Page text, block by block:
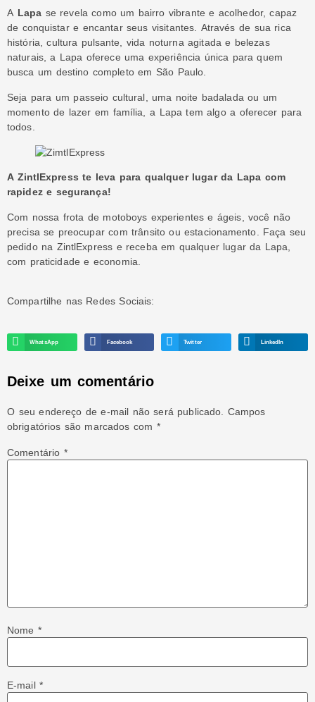
A Lapa se revela como um bairro vibrante e acolhedor, capaz
de conquistar e encantar seus visitantes. Através de sua rica
história, cultura pulsante, vida noturna agitada e belezas
naturais, a Lapa oferece uma experiência única para quem
busca um destino completo em São Paulo.
Seja para um passeio cultural, uma noite badalada ou um
momento de lazer em família, a Lapa tem algo a oferecer para
todos.
A ZintlExpress te leva para qualquer lugar da Lapa com
rapidez e segurança!
Com nossa frota de motoboys experientes e ágeis, você não
precisa se preocupar com trânsito ou estacionamento. Faça seu
pedido na ZintlExpress e receba em qualquer lugar da Lapa,
com praticidade e economia.
Compartilhe nas Redes Sociais:
WhatsApp Facebook Twitter LinkedIn
Deixe um comentário
O seu endereço de e-mail não será publicado.
Campos
obrigatórios são marcados com *
Comentário *
Nome *
E-mail*